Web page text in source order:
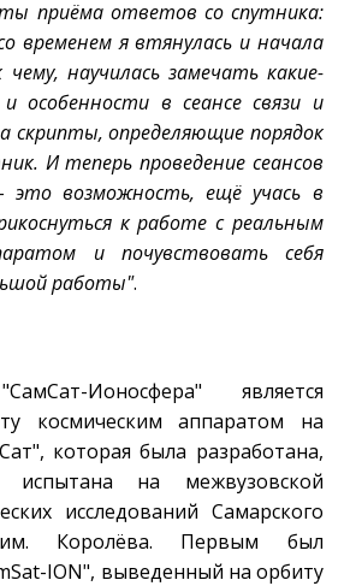
приёма ответов со спутника:
временем я втянулась и начала
научилась замечать какие-
особенности в сеансе связи и
скрипты, определяющие порядок
И теперь проведение сеансов
это возможность, ещё учась в
к работе с реальным
и почувствовать себя
работы".
Ионосфера" является
космическим аппаратом на
которая была разработана,
испытана на межвузовской
исследований Самарского
им. Королёва. Первым был
ION", выведенный на орбиту